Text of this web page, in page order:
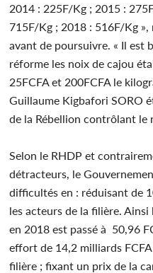
2014 : 225F/Kg ; 2015 :
715F/Kg ; 2018 : 516F/Kg »,
avant de poursuivre. « Il est
réforme les noix de cajou
25FCFA et 200FCFA le
Guillaume Kigbafori SORO
de la Rébellion contrôlant le
Selon le RHDP et
détracteurs, le
difficultés en : réduisant de
les acteurs de la filière.
en 2018 est passé à 50,96
effort de 14,2 milliards
filière ; fixant un prix de la